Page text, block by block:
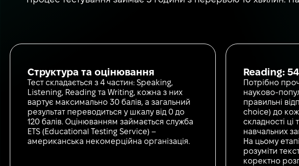
Структура та оцінювання
Тест складається з 4 частин: Speaking,
Listening, Reading та Writing, кожна з них
вартує максимально 30 балів, а загальний
результат переводиться у шкалу від 0 до
120 балів. Оцінюванням займається служба
ETS (Educational Testing Service) –
американська некомерційна організація.
Reading:
Потрібно
правильні
choice) до
складності ці
навчальних
На цьому
розуміти
коректно